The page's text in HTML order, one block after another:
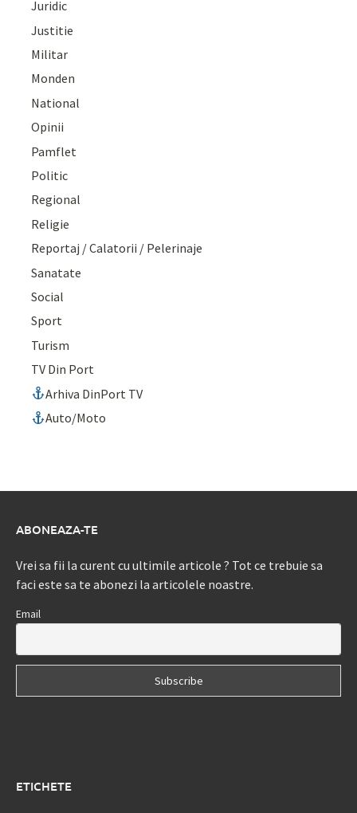
Juridic
Justitie
Militar
Monden
National
Opinii
Pamflet
Politic
Regional
Religie
Reportaj / Calatorii / Pelerinaje
Sanatate
Social
Sport
Turism
TV Din Port
Arhiva DinPort TV
Auto/Moto
ABONEAZA-TE
Vrei sa fii la curent cu ultimile articole ? Tot ce trebuie sa
faci este sa te abonezi la articolele noastre.
Email
ETICHETE